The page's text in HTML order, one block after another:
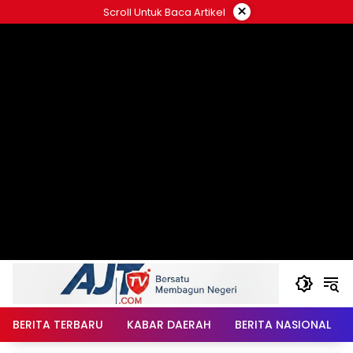
ke
Scroll Untuk Baca Artikel ×
BERITA TERBARU KABAR DAERAH BERITA NASIONAL